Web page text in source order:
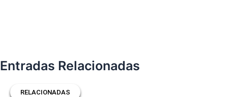
Entradas Relacionadas
RELACIONADAS